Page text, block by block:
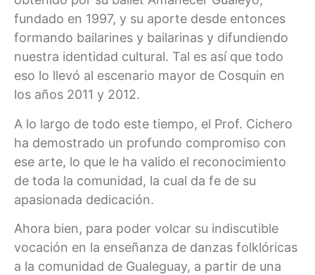
fundado en 1997, y su aporte desde entonces
formando bailarines y bailarinas y difundiendo
nuestra identidad cultural. Tal es así que todo
eso lo llevó al escenario mayor de Cosquin en
los años 2011 y 2012.
A lo largo de todo este tiempo, el Prof. Cichero
ha demostrado un profundo compromiso con
ese arte, lo que le ha valido el reconocimiento
de toda la comunidad, la cual da fe de su
apasionada dedicación.
Ahora bien, para poder volcar su indiscutible
vocación en la enseñanza de danzas folklóricas
a la comunidad de Gualeguay, a partir de una